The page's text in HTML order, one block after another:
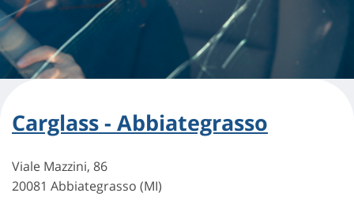
Carglass - Abbiategrasso
Viale Mazzini, 86
20081 Abbiategrasso (MI)